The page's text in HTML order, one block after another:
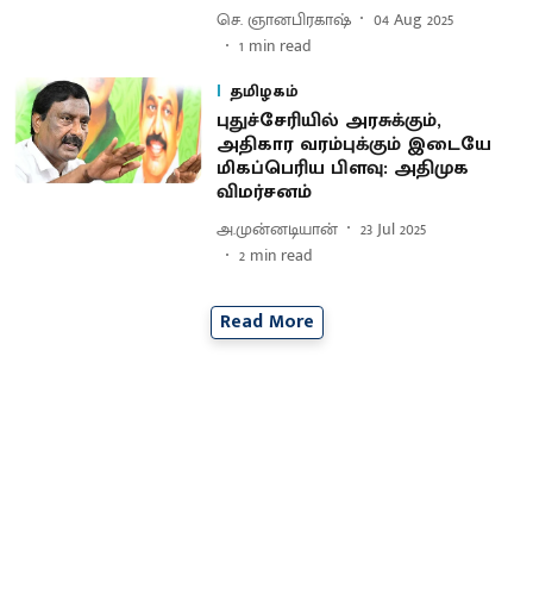
செ. ஞானபிரகாஷ்
04 Aug 2025
1 min read
தமிழகம்
புதுச்சேரியில் அரசுக்கும்,
அதிகார வரம்புக்கும் இடையே
மிகப்பெரிய பிளவு: அதிமுக
விமர்சனம்
அ.முன்னடியான்
23 Jul 2025
2 min read
Read More